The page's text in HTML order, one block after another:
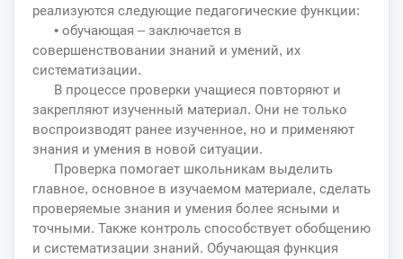
реализуются следующие педагогические функции:
• обучающая – заключается в
совершенствовании знаний и умений, их
систематизации.
В процессе проверки учащиеся повторяют и
закрепляют изученный материал. Они не только
воспроизводят ранее изученное, но и применяют
знания и умения в новой ситуации.
Проверка помогает школьникам выделить
главное, основное в изучаемом материале, сделать
проверяемые знания и умения более ясными и
точными. Также контроль способствует обобщению
и систематизации знаний. Обучающая функция